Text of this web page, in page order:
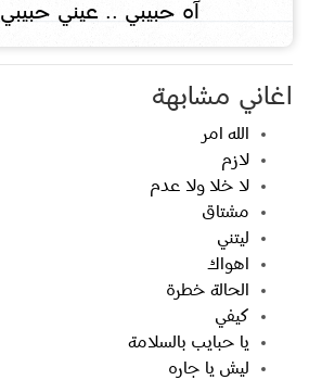
آه حبيبي .. عيني حبيبي
اغاني مشابهة
الله امر
لازم
لا خلا ولا عدم
مشتاق
ليتني
اهواك
الحالة خطرة
كيفي
يا حبايب بالسلامة
ليش يا جاره